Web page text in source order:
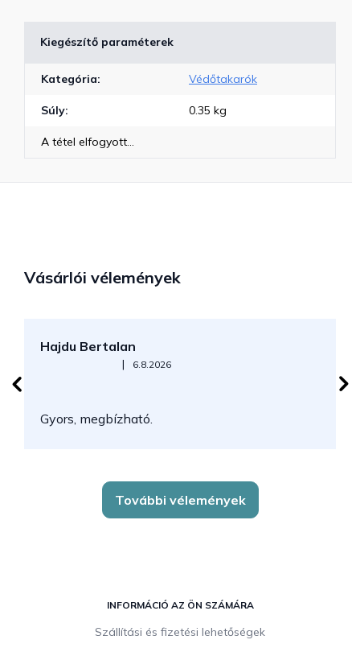
Kiegészítő paraméterek
Kategória: Védőtakarók
Súly: 0.35 kg
A tétel elfogyott…
Vásárlói vélemények
Hajdu Bertalan
Az áruház értékelése 5-ből 5 csillag.
| 6.8.2026
Gyors, megbízható.
További vélemények
INFORMÁCIÓ AZ ÖN SZÁMÁRA
Szállítási és fizetési lehetőségek